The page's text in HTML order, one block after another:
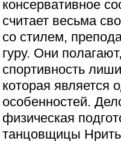
консервативное
считает весьма
со стилем,
гуру. Они
спортивность
которая является
особенностей.
физическая
танцовщицы